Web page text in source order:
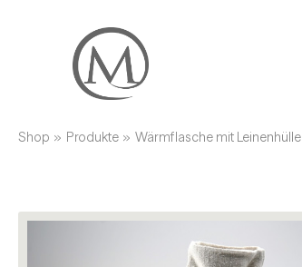
Shop » Produkte » Wärmflasche mit Leinenhülle